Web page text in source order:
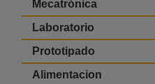
Mecatrónica
Laboratorio
Prototipado
Alimentacion